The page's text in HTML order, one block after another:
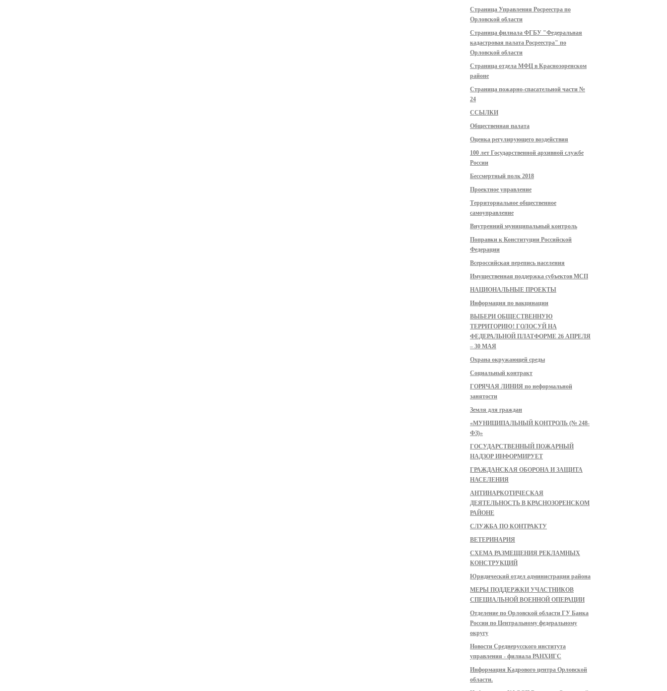
Страница Управления Росреестра по
Орловской области
Страница филиала ФГБУ "Федеральная
кадастровая палата Росреестра" по
Орловской области
Страница отдела МФЦ в Краснозоренском
районе
Страница пожарно-спасательной части №
24
ССЫЛКИ
Общественная палата
Оценка регулирующего воздействия
100 лет Государственной архивной службе
России
Бессмертный полк 2018
Проектное управление
Территориальное общественное
самоуправление
Внутренний муниципальный контроль
Поправки к Конституции Российской
Федерации
Всероссийская перепись населения
Имущественная поддержка субъектов МСП
НАЦИОНАЛЬНЫЕ ПРОЕКТЫ
Информация по вакцинации
ВЫБЕРИ ОБЩЕСТВЕННУЮ
ТЕРРИТОРИЮ! ГОЛОСУЙ НА
ФЕДЕРАЛЬНОЙ ПЛАТФОРМЕ 26 АПРЕЛЯ
– 30 МАЯ
Охрана окружающей среды
Социальный контракт
ГОРЯЧАЯ ЛИНИЯ по неформальной
занятости
Земля для граждан
«МУНИЦИПАЛЬНЫЙ КОНТРОЛЬ (№ 248-
ФЗ)»
ГОСУДАРСТВЕННЫЙ ПОЖАРНЫЙ
НАДЗОР ИНФОРМИРУЕТ
ГРАЖДАНСКАЯ ОБОРОНА И ЗАЩИТА
НАСЕЛЕНИЯ
АНТИНАРКОТИЧЕСКАЯ
ДЕЯТЕЛЬНОСТЬ В КРАСНОЗОРЕНСКОМ
РАЙОНЕ
СЛУЖБА ПО КОНТРАКТУ
ВЕТЕРИНАРИЯ
СХЕМА РАЗМЕЩЕНИЯ РЕКЛАМНЫХ
КОНСТРУКЦИЙ
Юридический отдел администрации района
МЕРЫ ПОДДЕРЖКИ УЧАСТНИКОВ
СПЕЦИАЛЬНОЙ ВОЕННОЙ ОПЕРАЦИИ
Отделение по Орловской области ГУ Банка
России по Центральному федеральному
округу
Новости Среднерусского института
управления - филиала РАНХИГС
Информация Кадрового центра Орловской
области.